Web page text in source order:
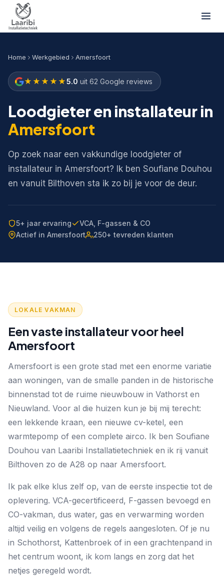
Home Werkgebied Amersfoort
★★★★★5.0 uit 62 Google reviews
Loodgieter en installateur in
Amersfoort
Op zoek naar een vakkundige loodgieter of
installateur in Amersfoort? Ik ben Soufiane Douhou
en vanuit Bilthoven sta ik zo bij je voor de deur.
5+ jaar ervaring
VCA, F-gassen & CO
Actief in Amersfoort
250+ tevreden klanten
LOKALE VAKMAN
Een vaste installateur voor heel
Amersfoort
Amersfoort is een grote stad met een enorme variatie
aan woningen, van de smalle panden in de historische
binnenstad tot de ruime nieuwbouw in Vathorst en
Nieuwland. Voor al die huizen kun je bij mij terecht:
een lekkende kraan, een nieuwe cv-ketel, een
warmtepomp of een complete airco. Ik ben Soufiane
Douhou van Laaribi Installatietechniek en ik rij vanuit
Bilthoven zo de A28 op naar Amersfoort.
Ik pak elke klus zelf op, van de eerste inspectie tot de
oplevering. VCA-gecertificeerd, F-gassen bevoegd en
CO-vakman, dus water, gas en verwarming worden
altijd veilig en volgens de regels aangesloten. Of je nu
in Schothorst, Kattenbroek of in een grachtenpand in
het centrum woont, ik kom langs en zorg dat het
netjes geregeld wordt.